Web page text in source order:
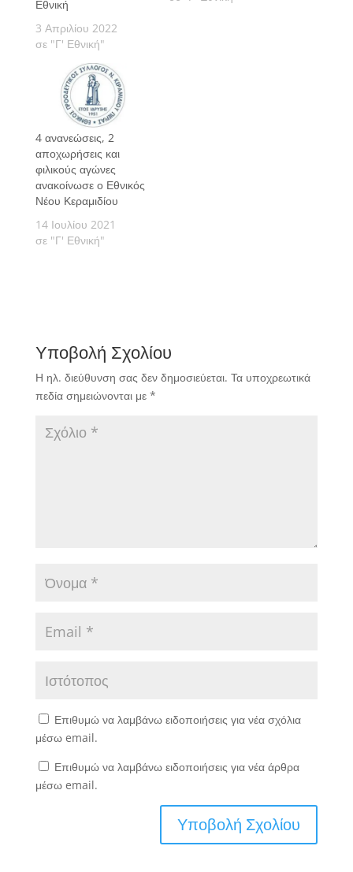
Εθνική
3 Απριλίου 2022
σε "Γ' Εθνική"
4 ανανεώσεις, 2
αποχωρήσεις και
φιλικούς αγώνες
ανακοίνωσε ο Εθνικός
Νέου Κεραμιδίου
14 Ιουλίου 2021
σε "Γ' Εθνική"
Υποβολή Σχολίου
Η ηλ. διεύθυνση σας δεν δημοσιεύεται. Τα υποχρεωτικά
πεδία σημειώνονται με *
Επιθυμώ να λαμβάνω ειδοποιήσεις για νέα σχόλια
μέσω email.
Επιθυμώ να λαμβάνω ειδοποιήσεις για νέα άρθρα
μέσω email.